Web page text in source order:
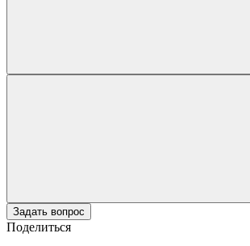
Задать вопрос
Поделиться